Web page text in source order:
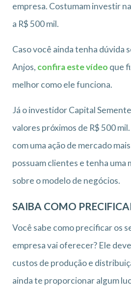
empresa. Costumam investir
a R$ 500 mil.
Caso você ainda tenha dúvida
Anjos, confira este vídeo que
melhor como ele funciona.
Já o investidor Capital
valores próximos de R$ 500
com uma ação de mercado
possuam clientes e tenha uma
sobre o modelo de negócios.
SAIBA COMO
Você sabe como precificar os
empresa vai oferecer? Ele
custos de produção e
ainda te proporcionar algum